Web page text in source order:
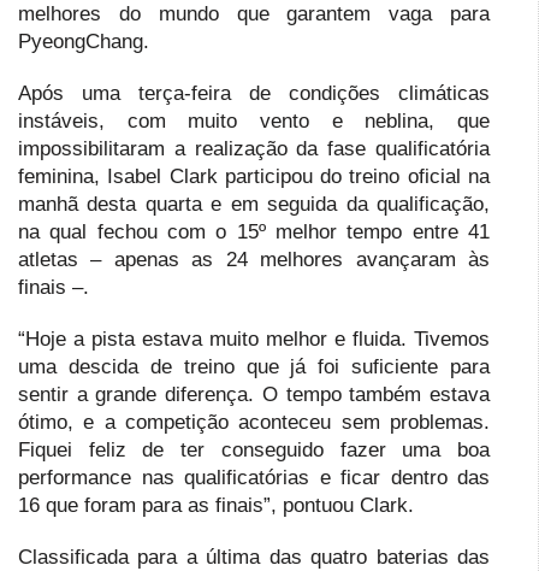
melhores do mundo que garantem vaga para
PyeongChang.
Após uma terça-feira de condições climáticas
instáveis, com muito vento e neblina, que
impossibilitaram a realização da fase qualificatória
feminina, Isabel Clark participou do treino oficial na
manhã desta quarta e em seguida da qualificação,
na qual fechou com o 15º melhor tempo entre 41
atletas – apenas as 24 melhores avançaram às
finais –.
“Hoje a pista estava muito melhor e fluida. Tivemos
uma descida de treino que já foi suficiente para
sentir a grande diferença. O tempo também estava
ótimo, e a competição aconteceu sem problemas.
Fiquei feliz de ter conseguido fazer uma boa
performance nas qualificatórias e ficar dentro das
16 que foram para as finais”, pontuou Clark.
Classificada para a última das quatro baterias das